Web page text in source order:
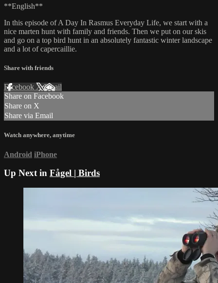
**English**
In this episode of A Day In Rasmus Everyday Life, we start with a
nice marten hunt with family and friends. Then we put on our skis
and go on a top bird hunt in an absolutely fantastic winter landscape
and a lot of capercaillie.
Share with friends
Facebook XEmail
Share on Facebook
Share on X
Share via Email
Watch anywhere, anytime
Android iPhone
Up Next in Fågel | Birds